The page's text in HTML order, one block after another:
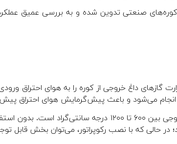
صنعتی تدوین شده و به بررسی عمیق عملکرد،
گازهای داغ خروجی از کوره را به هوای احتراق
انجام می‌شود و باعث پیش‌گرمایش هوای احتراق
در بسیاری از کوره‌های صنعتی، دمای گازهای خروجی بین ۶۰۰ تا ۱۲۰۰
که با نصب رکوپراتور، می‌توان بخش قابل